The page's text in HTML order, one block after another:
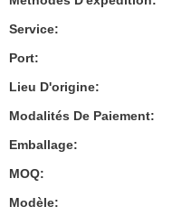
Service:
Port:
Lieu D'origine:
Modalités De Paiement:
Emballage:
MOQ:
Modèle: